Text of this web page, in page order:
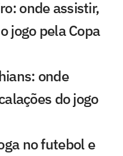
onde assistir,
jogo pela Copa
onde
do jogo
no futebol e